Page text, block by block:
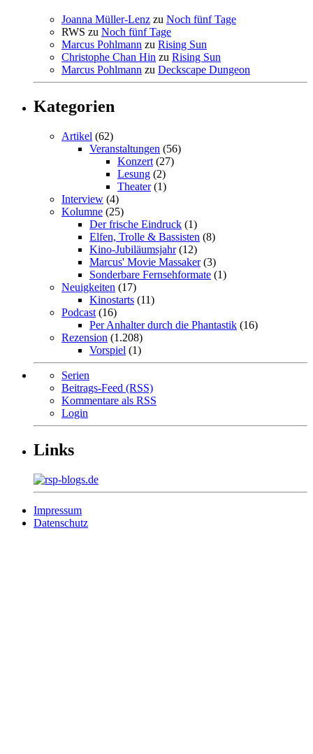
Joanna Müller-Lenz zu Noch fünf Tage
RWS zu Noch fünf Tage
Marcus Pohlmann zu Rising Sun
Christophe Chan Hin zu Rising Sun
Marcus Pohlmann zu Deckscape Dungeon
Kategorien
Artikel (62)
Veranstaltungen (56)
Konzert (27)
Lesung (2)
Theater(1)
Interview (4)
Kolumne (25)
Der frische Eindruck (1)
Elfen, Trolle & Bassisten (8)
Kino-Jubiläumsjahr(12)
Marcus' Movie Massaker(3)
Sonderbare Fernsehformate (1)
Neuigkeiten (17)
Kinostarts (11)
Podcast (16)
Per Anhalter durch die Phantastik (16)
Rezension (1.208)
Vorspiel (1)
Serien
Beitrags-Feed (RSS)
Kommentare als RSS
Login
Links
Impressum
Datenschutz